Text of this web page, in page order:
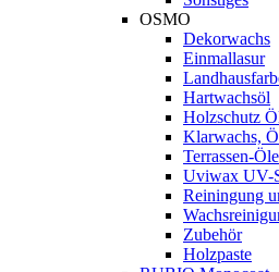
OSMO
Dekorwachs
Einmallasur
Hartwachsöl
Holzschutz
Klarwachs,
Terrassen-Öle
Uviwax UV-
Reiningung
Zubehör
Holzpaste